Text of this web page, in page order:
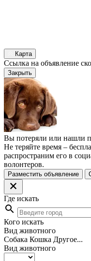
Карта
Ссылка на объявление
Закрыть
Вы потеряли или нашли
Не теряйте время –
распространим его в
волонтеров.
Разместить объявление
Где искать
search
Кого искать
Вид животного
Собака Кошка Другое...
Вид животного